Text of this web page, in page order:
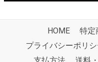
HOME
特定
プライバシーポリ